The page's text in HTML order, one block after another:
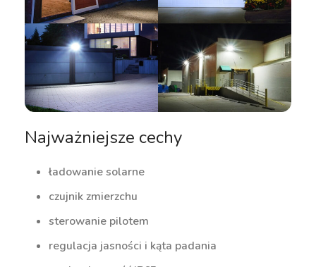
Najważniejsze cechy
ładowanie solarne
czujnik zmierzchu
sterowanie pilotem
regulacja jasności i kąta padania